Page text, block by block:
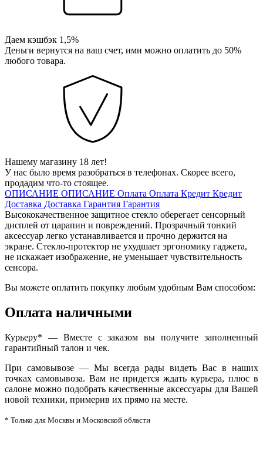
Даем кэшбэк 1,5%
Деньги вернутся на ваш счет, ими можно оплатить до 50%
любого товара.
Нашему магазину 18 лет!
У нас было время разобраться в телефонах. Скорее всего,
продадим что-то стоящее.
ОПИСАНИЕ ОПИСАНИЕ Оплата Оплата Кредит Кредит
Доставка Доставка Гарантия Гарантия
Высококачественное защитное стекло оберегает сенсорный
дисплей от царапин и повреждений. Прозрачный тонкий
аксессуар легко устанавливается и прочно держится на
экране. Стекло-протектор не ухудшает эргономику гаджета,
не искажает изображение, не уменьшает чувствительность
сенсора.
Вы можете оплатить покупку любым удобным Вам способом:
Оплата наличными
Курьеру* — Вместе с заказом вы получите заполненный
гарантийный талон и чек.
При самовывозе — Мы всегда рады видеть Вас в наших
точках самовывоза. Вам не придется ждать курьера, плюс в
салоне можно подобрать качественные аксессуары для Вашей
новой техники, примерив их прямо на месте.
* Только для Москвы и Московской области